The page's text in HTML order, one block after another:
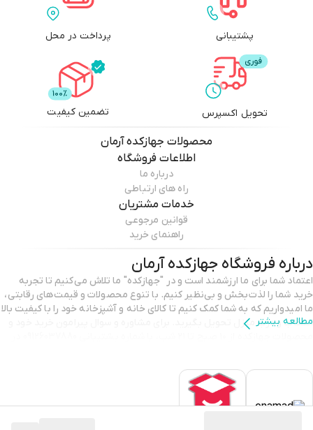
پشتیبانی پرداخت در محل
تحویل اکسپرس تضمین کیفیت
محصولات جهازکده آرمان
اطلاعات فروشگاه
درباره ما
راه های ارتباطی
خدمات مشتریان
قوانین مرجوعی
راهنمای خرید
درباره فروشگاه جهازکده آرمان
اعتماد شما برای ما ارزشمند است و در "جهازکده" ما تلاش می‌کنیم تا تجربه
خرید شما را لذت‌بخش و بی‌نظیر کنیم. با تنوع محصولات و قیمت‌های رقابتی،
ما امیدواریم که به شما کمک کنیم تا کالای خانه و آشپزخانه خود را با کیفیت بالا
مطالعه بیشتر